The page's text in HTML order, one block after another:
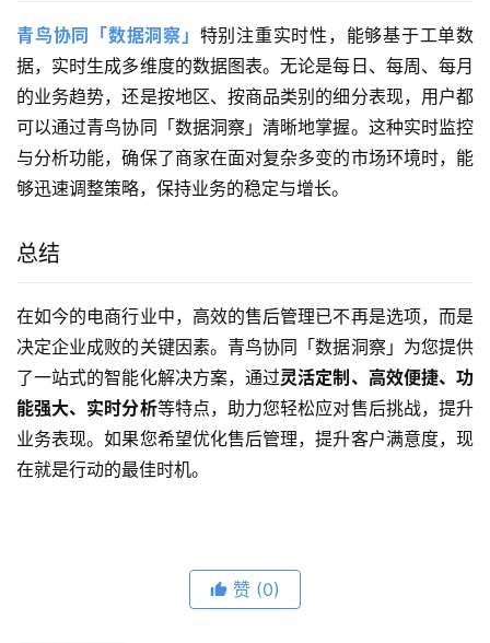
青鸟协同「数据洞察」 特别注重实时性，能够基于工单数
据，实时生成多维度的数据图表。无论是每日、每周、每月
的业务趋势，还是按地区、按商品类别的细分表现，用户都
可以通过青鸟协同「数据洞察」清晰地掌握。这种实时监控
与分析功能，确保了商家在面对复杂多变的市场环境时，能
够迅速调整策略，保持业务的稳定与增长。
总结
在如今的电商行业中，高效的售后管理已不再是选项，而是
决定企业成败的关键因素。青鸟协同「数据洞察」为您提供
了一站式的智能化解决方案，通过灵活定制、高效便捷、功
能强大、实时分析等特点，助力您轻松应对售后挑战，提升
业务表现。如果您希望优化售后管理，提升客户满意度，现
在就是行动的最佳时机。
赞 (0)